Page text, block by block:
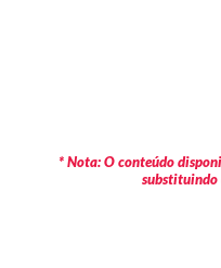
* Nota: O conteúdo